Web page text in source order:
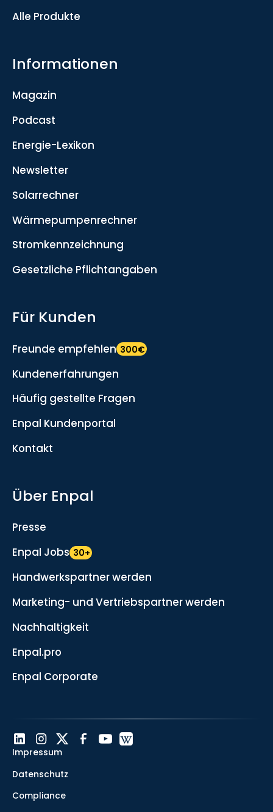
Alle Produkte
Informationen
Magazin
Podcast
Energie-Lexikon
Newsletter
Solarrechner
Wärmepumpenrechner
Stromkennzeichnung
Gesetzliche Pflichtangaben
Für Kunden
Freunde empfehlen 300€
Kundenerfahrungen
Häufig gestellte Fragen
Enpal Kundenportal
Kontakt
Über Enpal
Presse
Enpal Jobs 30+
Handwerkspartner werden
Marketing- und Vertriebspartner werden
Nachhaltigkeit
Enpal.pro
Enpal Corporate
Impressum
Datenschutz
Compliance